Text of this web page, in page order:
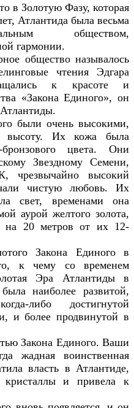
Золотую Фазу, которая
Атлантида была весьма
обществом,
гармонии.
общество называлось
чтения Эдгара
к красоте и
«Закона Единого», он
были очень высокими,
высоту. Их кожа была
бронзового цвета. Они
Звездному Семени,
чрезвычайно высокий
чистую любовь. Их
свет, временами она
аурой желтого золота,
на 20 метров от их 12-
Закона Единого в
то, к чему со временем
Эра Атлантиды в
наиболее развитой,
либо достигнутой
и более продвинутой в
Закона Единого. Ваши
жадная воинственная
власть в Атлантиде,
кристаллы и привела к